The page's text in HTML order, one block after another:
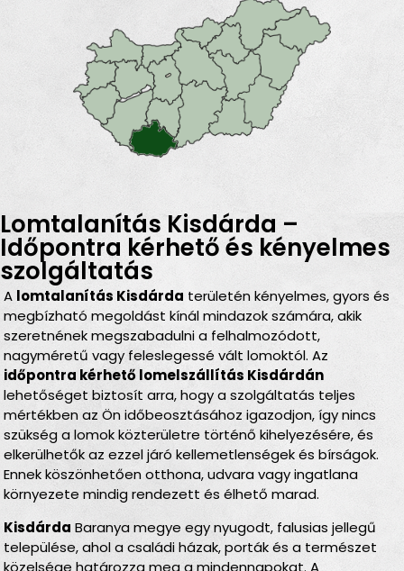
Lomtalanítás Kisdárda –
Időpontra kérhető és kényelmes
szolgáltatás
A lomtalanítás Kisdárda területén kényelmes, gyors és
megbízható megoldást kínál mindazok számára, akik
szeretnének megszabadulni a felhalmozódott,
nagyméretű vagy feleslegessé vált lomoktól. Az
időpontra kérhető lomelszállítás Kisdárdán
lehetőséget biztosít arra, hogy a szolgáltatás teljes
mértékben az Ön időbeosztásához igazodjon, így nincs
szükség a lomok közterületre történő kihelyezésére, és
elkerülhetők az ezzel járó kellemetlenségek és bírságok.
Ennek köszönhetően otthona, udvara vagy ingatlana
környezete mindig rendezett és élhető marad.
Kisdárda Baranya megye egy nyugodt, falusias jellegű
települése, ahol a családi házak, porták és a természet
közelsége határozza meg a mindennapokat. A